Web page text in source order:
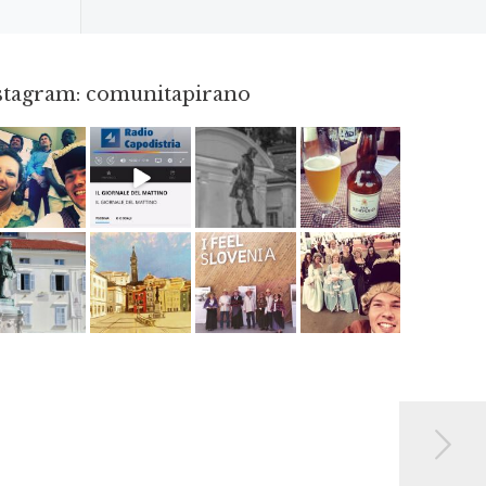
comunitapirano
Mag 23 Dic 14 Apr 18 Giu 3
Apr 6 Giu 12 Mag 2 Mag 15